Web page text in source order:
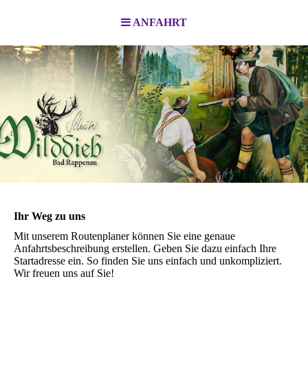
ANFAHRT
Ihr Weg zu uns
Mit unserem Routenplaner können Sie eine genaue
Anfahrtsbeschreibung erstellen. Geben Sie dazu einfach Ihre
Startadresse ein. So finden Sie uns einfach und unkompliziert.
Wir freuen uns auf Sie!